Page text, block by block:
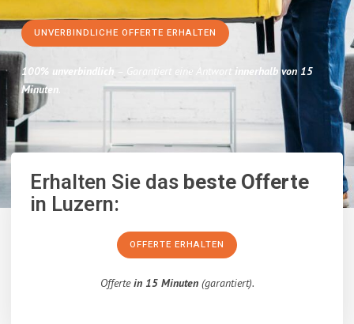
UNVERBINDLICHE OFFERTE ERHALTEN
100% unverbindlich – Garantiert eine Antwort innerhalb von 15
Minuten.
Erhalten Sie dasbeste Offerte
in Luzern:
OFFERTE ERHALTEN
Offertein 15 Minuten(garantiert).